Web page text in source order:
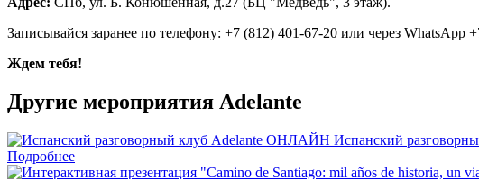
Записывайся заранее по телефону: +7 (812) 401-67-20 или через WhatsApp
Ждем тебя!
Другие мероприятия Adelante
Испанский
Подробнее